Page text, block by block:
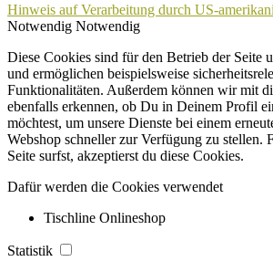
Hinweis auf Verarbeitung durch US-
Notwendig Notwendig
Diese Cookies sind für den Betrieb der Seite
und ermöglichen beispielsweise
Funktionalitäten. Außerdem können wir mit
ebenfalls erkennen, ob Du in Deinem Profil
möchtest, um unsere Dienste bei einem
Webshop schneller zur Verfügung zu stellen.
Seite surfst, akzeptierst du diese Cookies.
Dafür werden die Cookies verwendet
Tischline Onlineshop
Statistik